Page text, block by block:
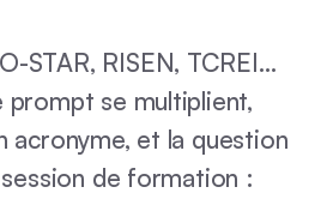
STAR, RISEN, TCREI…
prompt se multiplient,
acronyme, et la question
de formation :